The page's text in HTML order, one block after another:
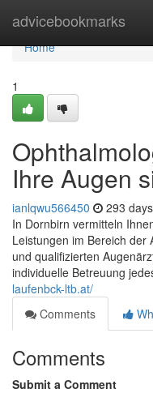
advicebookmarks
Home
Home
1
Ihre Augen
ianlqwu566450 293
In Dornbirn vermitteln
Leistungen im Bereich der
und qualifizierten
individuelle Betreuung
laufenbck-ltb.at/
Comments
Comments
Submit a Comment